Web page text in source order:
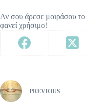
Αν σου άρεσε μοιράσου
φανεί χρήσιμο!
PREVIOUS